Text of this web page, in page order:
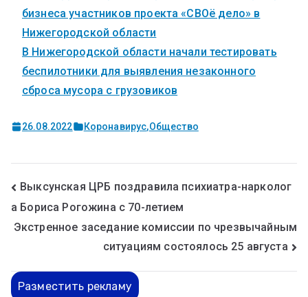
бизнеса участников проекта «СВОё дело» в
Нижегородской области
В Нижегородской области начали тестировать
беспилотники для выявления незаконного
сброса мусора с грузовиков
26.08.2022 Коронавирус,Общество
Выксунская ЦРБ поздравила психиатра-нарколог
а Бориса Рогожина с 70-летием
Экстренное заседание комиссии по чрезвычайным
ситуациям состоялось 25 августа
Разместить рекламу